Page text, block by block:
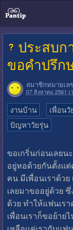
ประสบก
ขอคำปรึก
สมาชิกหมายเล
07 สิงหาคม 2561 เ
งานบ้าน เพื่อนวั
ปัญหาวัยรุ่น
ขอเกริ่นก่อนเลยน
อยู่หอด้วยกันตั้งแ
คน มีเพื่อนเราด้วย
เลยมาขออยู่ด้วย
ด้วย ทำให้แฟนเร
เพื่อนเราก็ขอย้าย